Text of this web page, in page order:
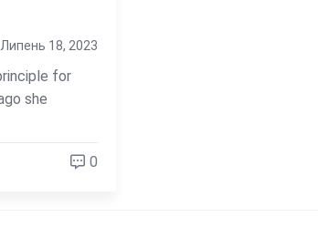
Липень 18, 2023
for
she
0